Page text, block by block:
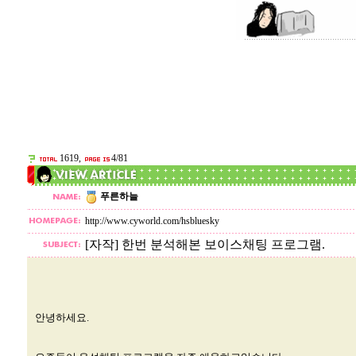
1619, 4/81
푸른하늘
http://www.cyworld.com/hsbluesky
[자작] 한번 분석해본 보이스채팅 프로그램.
안녕하세요.